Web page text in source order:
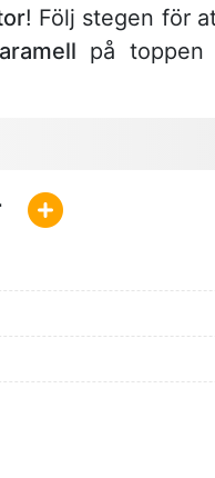
! Följ stegen för
på toppen